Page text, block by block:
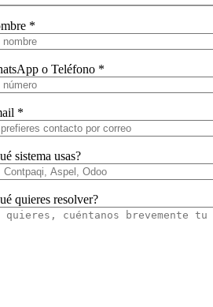
*
o Teléfono *
*
sistema usas?
quieres resolver?